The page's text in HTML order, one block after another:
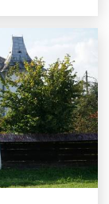
stylu z
To...